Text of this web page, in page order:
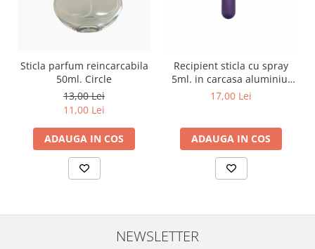
Sticla parfum reincarcabila
50ml. Circle
13,00 Lei
11,00 Lei
ADAUGA IN COS
Recipient sticla cu spray
5ml. in carcasa aluminiu,
culoare violet
17,00 Lei
ADAUGA IN COS
NEWSLETTER